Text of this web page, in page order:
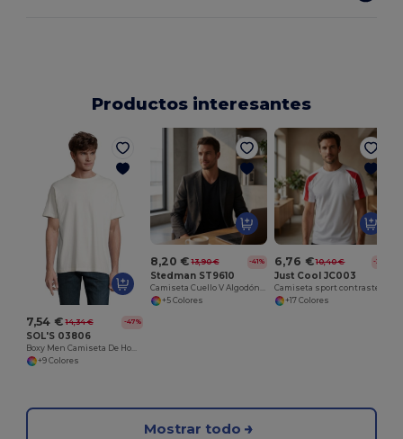
Productos interesantes
7,54 € 14,34 € -47%
SOL'S 03806
+9 Colores
8,20 € 13,90 € -41%
Stedman ST9610
+5 Colores
6,76 € 10,40 € -35%
Just Cool JC003
Camiseta sport contraste
+17 Colores
Mostrar todo